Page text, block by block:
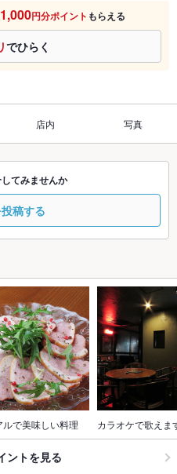
1,000円分ポイント もらえる
でひらく
店内 写真
てみませんか
稿する
ルで美味しい料理 カラオケで歌えま
ントを見る